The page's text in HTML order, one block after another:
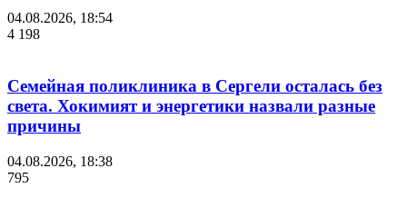
04.08.2026, 18:54
4 198
Семейная поликлиника в Сергели осталась без
света. Хокимият и энергетики назвали разные
причины
04.08.2026, 18:38
795